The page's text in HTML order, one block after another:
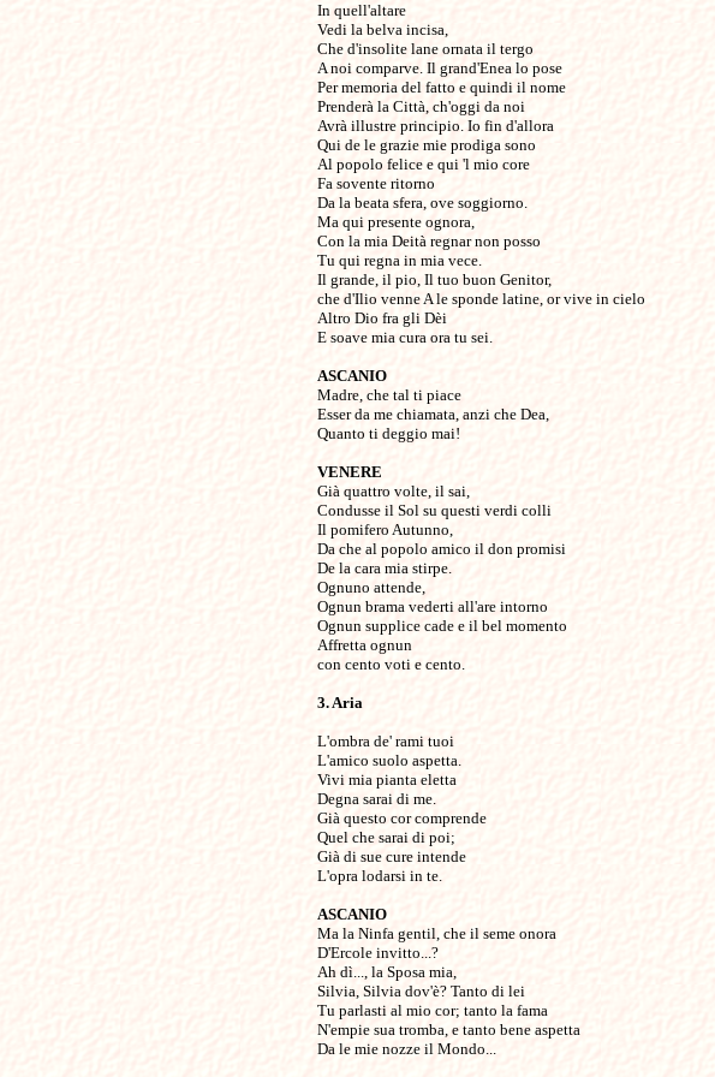
In quell'altare
Vedi la belva incisa,
Che d'insolite lane ornata il tergo
A noi comparve. Il grand'Enea lo pose
Per memoria del fatto e quindi il nome
Prenderà la Città, ch'oggi da noi
Avrà illustre principio. Io fin d'allora
Qui de le grazie mie prodiga sono
Al popolo felice e qui 'l mio core
Fa sovente ritorno
Da la beata sfera, ove soggiorno.
Ma qui presente ognora,
Con la mia Deità regnar non posso
Tu qui regna in mia vece.
Il grande, il pio, Il tuo buon Genitor,
che d'Ilio venne A le sponde latine, or vive in cielo
Altro Dio fra gli Dèi
E soave mia cura ora tu sei.
ASCANIO
Madre, che tal ti piace
Esser da me chiamata, anzi che Dea,
Quanto ti deggio mai!
VENERE
Già quattro volte, il sai,
Condusse il Sol su questi verdi colli
Il pomifero Autunno,
Da che al popolo amico il don promisi
De la cara mia stirpe.
Ognuno attende,
Ognun brama vederti all'are intorno
Ognun supplice cade e il bel momento
Affretta ognun
con cento voti e cento.
3. Aria
L'ombra de' rami tuoi
L'amico suolo aspetta.
Vivi mia pianta eletta
Degna sarai di me.
Già questo cor comprende
Quel che sarai di poi;
Già di sue cure intende
L'opra lodarsi in te.
ASCANIO
Ma la Ninfa gentil, che il seme onora
D'Ercole invitto...?
Ah dì..., la Sposa mia,
Silvia, Silvia dov'è? Tanto di lei
Tu parlasti al mio cor; tanto la fama
N'empie sua tromba, e tanto bene aspetta
Da le mie nozze il Mondo...